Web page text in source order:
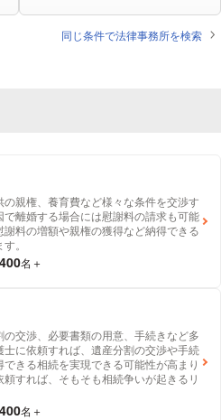
同じ条件で法律事務所を検索
親権、養育費など様々な条件を交渉す
離婚する場合には慰謝料の請求も可能
料の増額や親権の獲得など納得できる
。
400名 ＋
交渉、必要書類の用意、手続きなど多
に依頼すれば、遺産分割の交渉や手続
きる相続を実現できる可能性が高まり
すれば、そもそも相続争いが起きるリ
400名 ＋